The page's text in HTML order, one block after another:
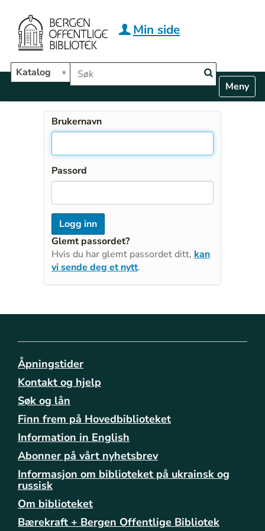
Hopp til hovedinnhold
Søk i biblioteket
Katalog
Min side
v
Toggle
Brukernavn
Passord
Glemt passordet?
Hvis du har glemt passordet ditt, kan
vi sende deg et nytt.
Åpningstider
Kontakt og hjelp
Søk og lån
Finn frem på Hovedbiblioteket
Information in English
Abonner på vårt nyhetsbrev
Informasjon om biblioteket på ukrainsk og
russisk
Om biblioteket
Bærekraft + Bergen Offentlige Bibliotek